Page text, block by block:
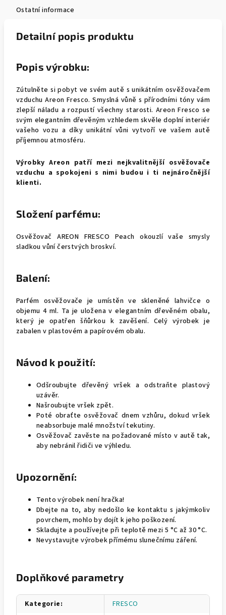
Ostatní informace
Detailní popis produktu
Popis výrobku:
Zútulněte si pobyt ve svém autě s unikátním osvěžovačem
vzduchu Areon Fresco. Smyslná vůně s přírodními tóny vám
zlepší náladu a rozpustí všechny starosti. Areon Fresco se
svým elegantním dřevěným vzhledem skvěle doplní interiér
vašeho vozu a díky unikátní vůni vytvoří ve vašem autě
příjemnou atmosféru.
Výrobky Areon patří mezi nejkvalitnější osvěžovače
vzduchu a spokojeni s nimi budou i ti nejnáročnější
klienti.
Složení parfému:
Osvěžovač AREON FRESCO Peach okouzlí vaše smysly
sladkou vůní čerstvých broskví.
Balení:
Parfém osvěžovače je umístěn ve skleněné lahvičce o
objemu 4 ml. Ta je uložena v elegantním dřevěném obalu,
který je opatřen šňůrkou k zavěšení. Celý výrobek je
zabalen v plastovém a papírovém obalu.
Návod k použití:
Odšroubujte dřevěný vršek a odstraňte plastový
uzávěr.
Našroubujte vršek zpět.
Poté obraťte osvěžovač dnem vzhůru, dokud vršek
neabsorbuje malé množství tekutiny.
Osvěžovač zavěste na požadované místo v autě tak,
aby nebránil řidiči ve výhledu.
Upozornění:
Tento výrobek není hračka!
Dbejte na to, aby nedošlo ke kontaktu s jakýmkoliv
povrchem, mohlo by dojít k jeho poškození.
Skladujte a používejte při teplotě mezi 5 °C až 30 °C.
Nevystavujte výrobek přímému slunečnímu záření.
Doplňkové parametry
Kategorie:
FRESCO